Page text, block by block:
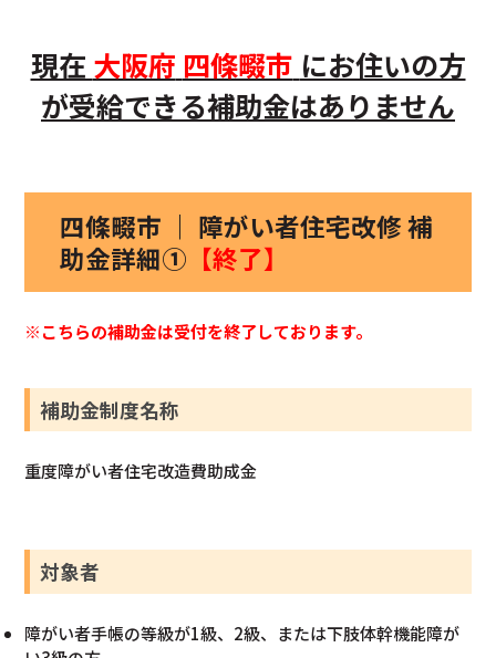
現在 大阪府 四條畷市 にお住いの方
が受給できる補助金はありません
四條畷市 ｜ 障がい者住宅改修 補
助金詳細① 【終了】
※こちらの補助金は受付を終了しております。
補助金制度名称
重度障がい者住宅改造費助成金
対象者
障がい者手帳の等級が1級、2級、または下肢体幹機能障が